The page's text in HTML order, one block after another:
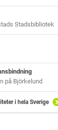
Stadsbibliotek
på Björkelund
i hela Sverige